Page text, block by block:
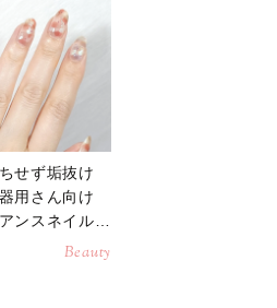
せず垢抜け
用さん向け
ンスネイル」
Beauty